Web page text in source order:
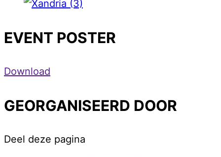
EVENT POSTER
Download
GEORGANISEERD DOOR
Deel deze pagina